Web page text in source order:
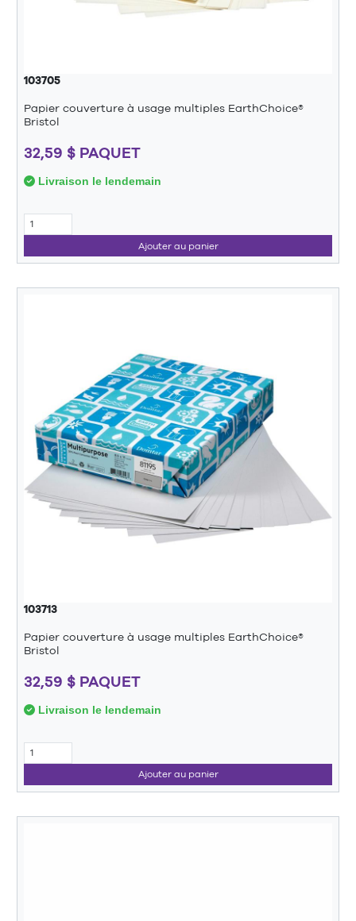
103705
Papier couverture à usage multiples EarthChoice®
Bristol
32,59 $ PAQUET
Livraison le lendemain
Ajouter au panier
103713
Papier couverture à usage multiples EarthChoice®
Bristol
32,59 $ PAQUET
Livraison le lendemain
Ajouter au panier